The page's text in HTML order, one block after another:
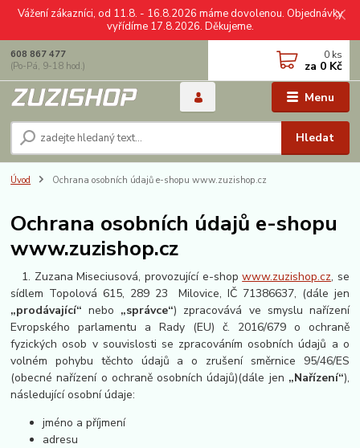
Vážení zákazníci, od 11.8. - 16.8.2026 máme dovolenou. Objednávky
vyřídíme 17.8.2026. Děkujeme.
Menu
Hledat
608 867 477
(Po-Pá, 9-18 hod.)
0 ks
za 0 Kč
Úvod Ochrana osobních údajů e-shopu www.zuzishop.cz
Ochrana osobních údajů e-shopu
www.zuzishop.cz
1. Zuzana Miseciusová, provozující e-shopwww.zuzishop.cz, se
sídlem Topolová 615, 289 23 Milovice, IČ 71386637, (dále jen
„prodávající“ nebo „správce“) zpracovává ve smyslu nařízení
Evropského parlamentu a Rady (EU) č. 2016/679 o ochraně
fyzických osob v souvislosti se zpracováním osobních údajů a o
volném pohybu těchto údajů a o zrušení směrnice 95/46/ES
(obecné nařízení o ochraně osobních údajů)(dále jen „Nařízení“),
následující osobní údaje:
jméno a příjmení
adresu